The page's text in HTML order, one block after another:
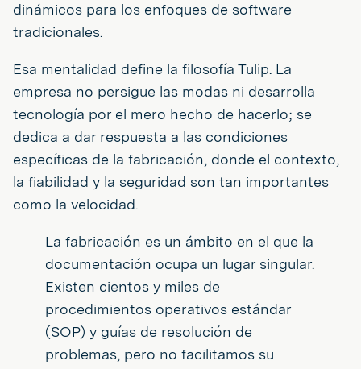
dinámicos para los enfoques de software
tradicionales.
Esa mentalidad define la filosofía Tulip. La
empresa no persigue las modas ni desarrolla
tecnología por el mero hecho de hacerlo; se
dedica a dar respuesta a las condiciones
específicas de la fabricación, donde el contexto,
la fiabilidad y la seguridad son tan importantes
como la velocidad.
La fabricación es un ámbito en el que la
documentación ocupa un lugar singular.
Existen cientos y miles de
procedimientos operativos estándar
(SOP) y guías de resolución de
problemas, pero no facilitamos su